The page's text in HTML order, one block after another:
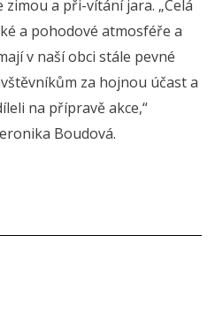
a při-vítání jara. „Celá
a pohodové atmosféře a
v naší obci stále pevné
za hojnou účast a
na přípravě akce,“
Boudová.